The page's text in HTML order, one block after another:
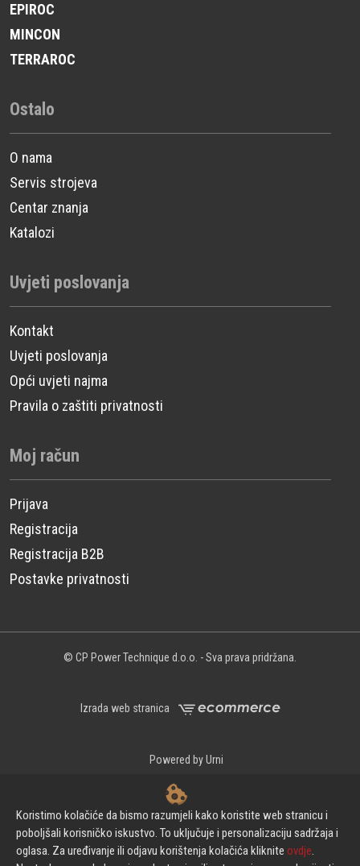
EPIROC
MINCON
TERRAROC
Ostalo
O nama
Servis strojeva
Centar znanja
Katalozi
Uvjeti poslovanja
Kontakt
Uvjeti poslovanja
Opći uvjeti najma
Pravila o zaštiti privatnosti
Moj račun
Prijava
Registracija
Registracija B2B
Koristimo kolačiće da bismo razumjeli kako koristite web stranicu i
poboljšali korisničko iskustvo. To uključuje i personalizaciju sadržaja i
oglasa. Za uređivanje ili odjavu korištenja kolačića kliknite ovdje.
Postavke privatnosti
© CP Power Technique d.o.o. - Sva prava pridržana.
Izrada web stranica
Powered by Urni